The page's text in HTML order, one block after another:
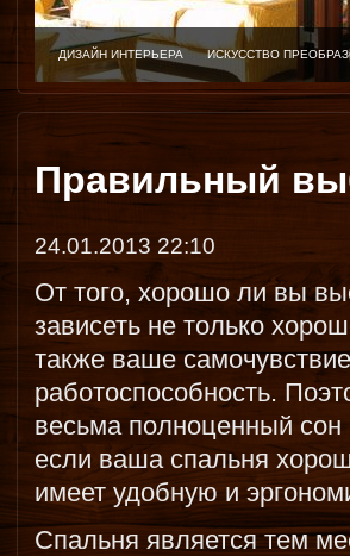
ДИЗАЙН ИНТЕРЬЕРА ИСКУССТВО
Правильный
24.01.2013 22:10
От того, хорошо ли вы
зависеть не только
также ваше
работоспособность.
весьма полноценный сон
если ваша спальня
имеет удобную и
Спальня является тем